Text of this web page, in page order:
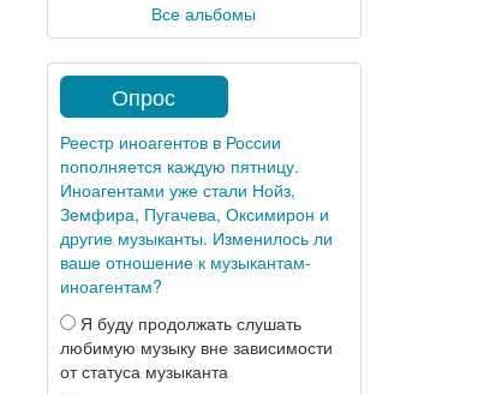
Все альбомы
Опрос
Реестр иноагентов в России
пополняется каждую пятницу.
Иноагентами уже стали Нойз,
Земфира, Пугачева, Оксимирон и
другие музыканты. Изменилось ли
ваше отношение к музыкантам-
иноагентам?
Я буду продолжать слушать
любимую музыку вне зависимости
от статуса музыканта